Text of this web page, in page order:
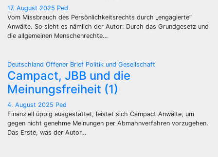
17. August 2025 Ped
Vom Missbrauch des Persönlichkeitsrechts durch „engagierte“
Anwälte. So sieht es nämlich der Autor: Durch das Grundgesetz und
die allgemeinen Menschenrechte…
Deutschland Offener Brief Politik und Gesellschaft
Campact, JBB und die
Meinungsfreiheit (1)
4. August 2025 Ped
Finanziell üppig ausgestattet, leistet sich Campact Anwälte, um
gegen nicht genehme Meinungen per Abmahnverfahren vorzugehen.
Das Erste, was der Autor…